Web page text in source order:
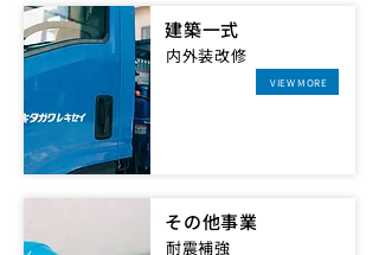
建築一式
内外装改修
VIEW MORE
その他事業
耐震補強